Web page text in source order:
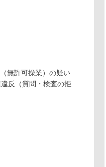
無許可操業）の疑い
反（質問・検査の拒